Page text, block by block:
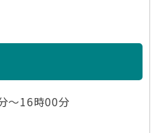
～16時00分